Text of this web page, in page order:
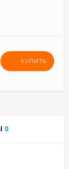
КУПИТЬ
0